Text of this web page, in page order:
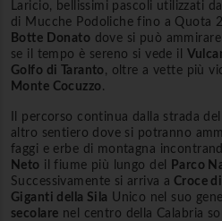
Laricio, bellissimi pascoli utilizzati
di Mucche Podoliche fino a Quota
Botte Donato dove si può ammirare
se il tempo è sereno si vede il
Golfo di Taranto , oltre a vette più
Monte Cocuzzo .
Il percorso continua dalla strada
altro sentiero dove si potranno
faggi e erbe di montagna
Neto il fiume più lungo del
Parco
Successivamente si arriva a Croce
Giganti della Sila Unico nel suo
secolare nel centro della Calabria